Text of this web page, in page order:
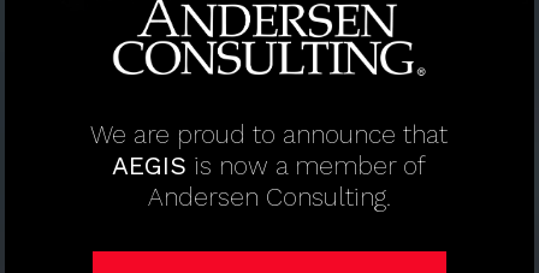
We are proud to announce that
AEGIS is now a member of
Andersen Consulting.